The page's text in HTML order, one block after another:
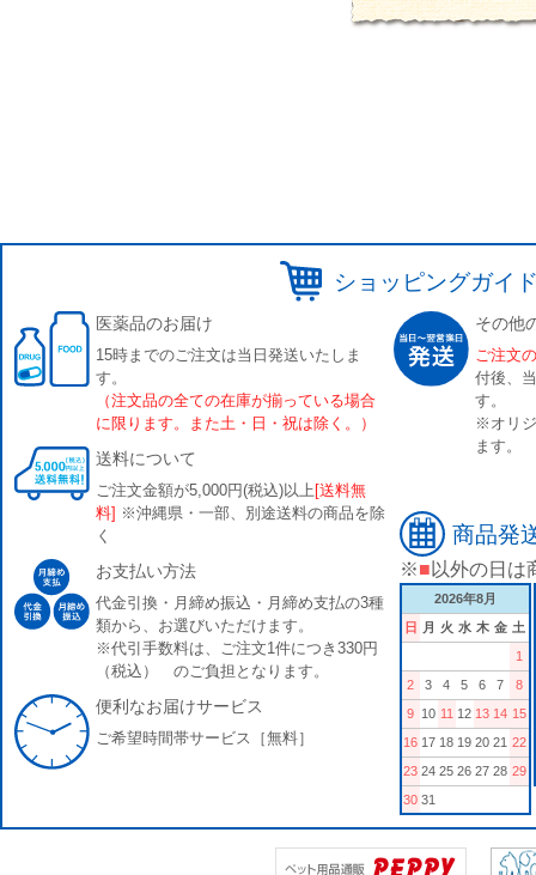
ショッピングガイ
医薬品のお届け
15時までのご注文は当日発送いたしま
す。
（注文品の全ての在庫が揃っている場合
に限ります。また土・日・祝は除く。）
送料について
ご注文金額が5,000円(税込)以上 [送料無
料] ※沖縄県・一部、別途送料の商品を除
く
お支払い方法
代金引換・月締め振込・月締め支払の3種
類から、お選びいただけます。
※代引手数料は、ご注文1件につき330円
（税込） のご負担となります。
便利なお届けサービス
ご希望時間帯サービス［無料］
その他
ご注文
付後、
す。
※オリ
ます。
商品発
※■ 以外の日は
2026年8月
日
月 火 水 木 金 土
1
2
3 4 5 6 7
8
9 10 11 12 13 14 15
16 17 18 19 20 21 22
23 24 25 26 27 28 29
30 31